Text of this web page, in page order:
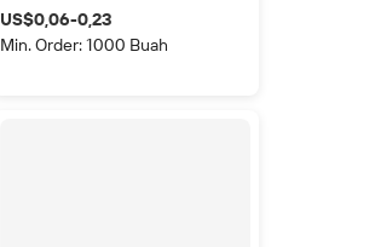
Kemasan Cangkang Kerang
Kustom
US$0,06-0,23
Min. Order: 1000 Buah